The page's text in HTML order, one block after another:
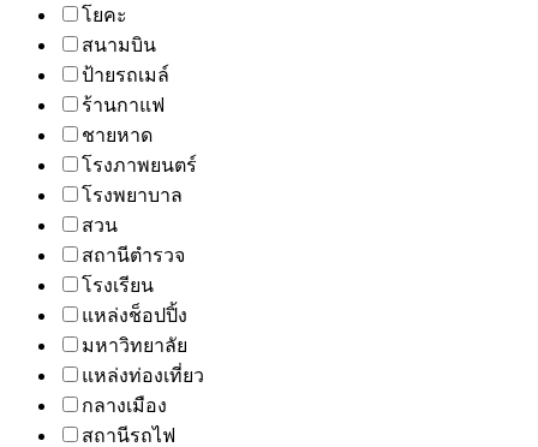
โยคะ
สนามบิน
ป้ายรถเมล์
ร้านกาแฟ
ชายหาด
โรงภาพยนตร์
โรงพยาบาล
สวน
สถานีตำรวจ
โรงเรียน
แหล่งช็อปปิ้ง
มหาวิทยาลัย
แหล่งท่องเที่ยว
กลางเมือง
สถานีรถไฟ